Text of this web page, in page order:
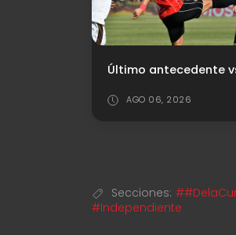
JUL 31, 2026
Secciones:
#Independiente